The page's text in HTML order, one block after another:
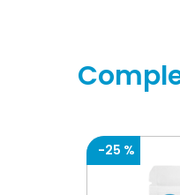
Cordero es la
-25 %